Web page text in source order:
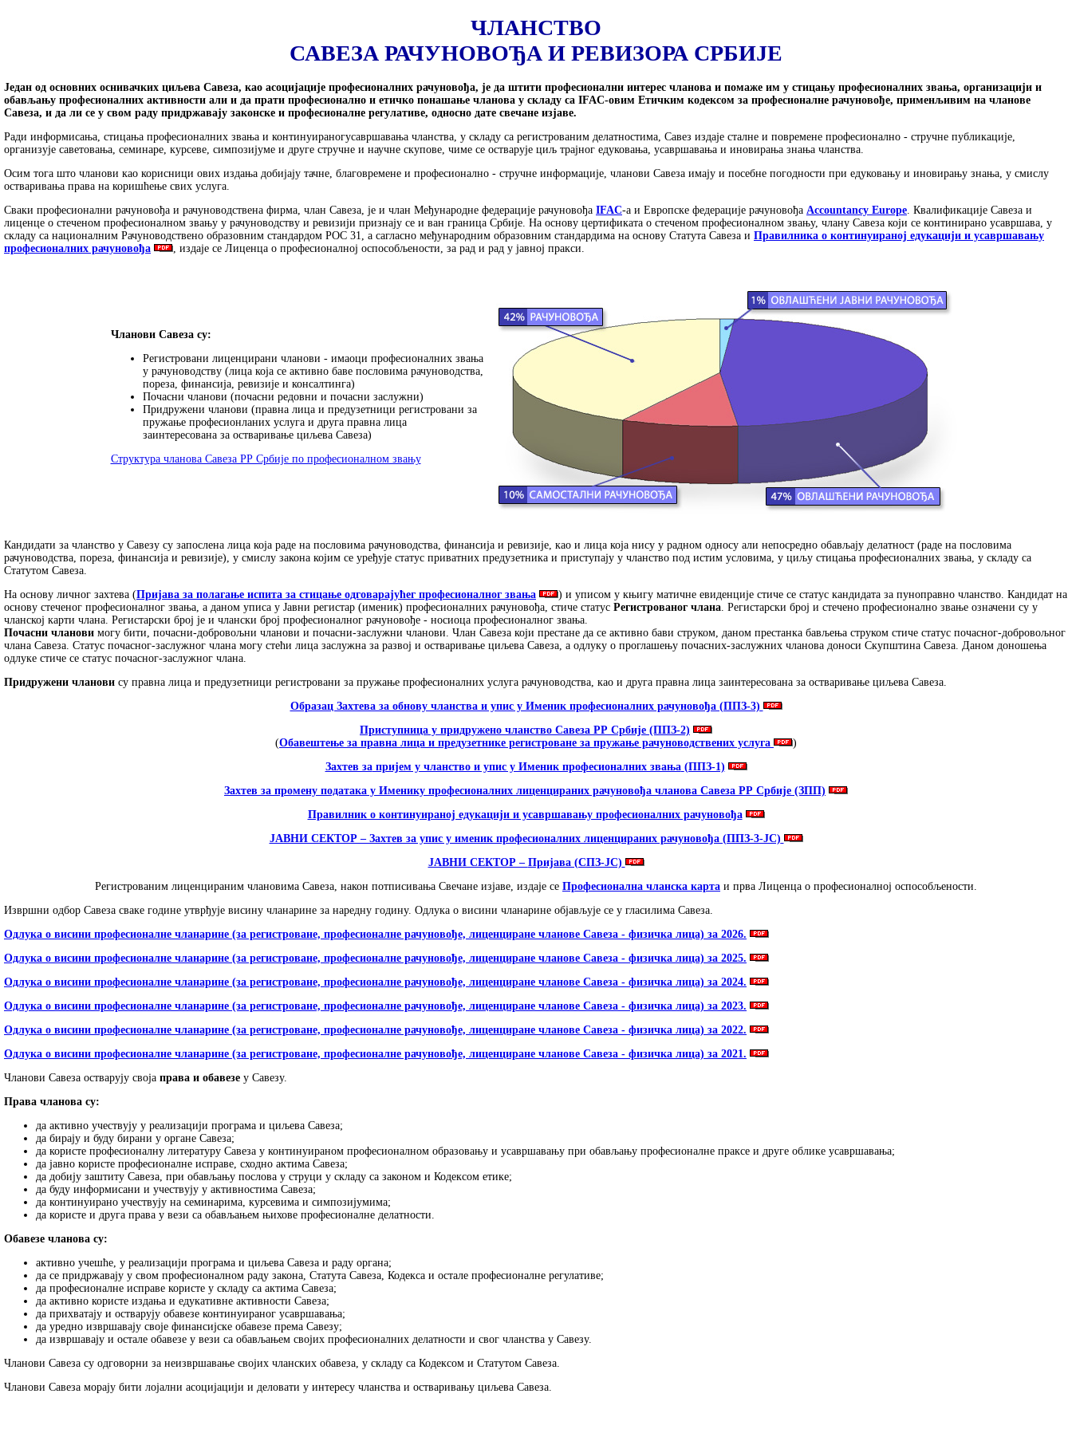
ЧЛАНСТВО
САВЕЗА РАЧУНОВОЂА И РЕВИЗОРА СРБИЈЕ
Један од основних оснивачких циљева Савеза, као асоцијације професионалних рачуновођа, је да штити професионални интерес чланова и помаже им у стицању професионалних звања, организацији и
обављању професионалних активности али и да прати професионално и етичко понашање чланова у складу са IFAC-овим Етичким кодексом за професионалне рачуновође, применљивим на чланове
Савеза, и да ли се у свом раду придржавају законске и професионалне регулативе, односно дате свечане изјаве.
Ради информисања, стицања професионалних звања и континуираногусавршавања чланства, у складу са регистрованим делатностима, Савез издаје сталне и повремене професионално - стручне публикације,
организује саветовања, семинаре, курсеве, симпозијуме и друге стручне и научне скупове, чиме се остварује циљ трајног едуковања, усавршавања и иновирања знања чланства.
Осим тога што чланови као корисници ових издања добијају тачне, благовремене и професионално - стручне информације, чланови Савеза имају и посебне погодности при едуковању и иновирању знања, у смислу
остваривања права на коришћење свих услуга.
Сваки професионални рачуновођа и рачуноводствена фирма, члан Савеза, је и члан Међународне федерације рачуновођа IFAC-а и Европске федерације рачуновођа Accountancy Europe . Квалификације Савеза и
лиценце о стеченом професионалном звању у рачуноводству и ревизији признају се и ван граница Србије. На основу цертификата о стеченом професионалном звању, члану Савеза који се континирано усавршава, у
складу са националним Рачуноводствено образовним стандардом РОС 31, а сагласно међународним образовним стандардима на основу Статута Савеза и Правилника о континуираној едукацији и усавршавању
професионалних рачуновођа
, издаје се Лиценца о професионалној оспособљености, за рад и рад у јавној пракси.
Чланови Савеза су:
Регистровани лиценцирани чланови - имаоци професионалних звања
у рачуноводству (лица која се активно баве пословима рачуноводства,
пореза, финансија, ревизије и консалтинга)
Почасни чланови (почасни редовни и почасни заслужни)
Придружени чланови (правна лица и предузетници регистровани за
пружање професионланих услуга и друга правна лица
заинтересована за остваривање циљева Савеза)
Структура чланова Савеза РР Србије по професионалном звању
Кандидати за чланство у Савезу су запослена лица која раде на пословима рачуноводства, финансија и ревизије, као и лица која нису у радном односу али непосредно обављају делатност (раде на пословима
рачуноводства, пореза, финансија и ревизије), у смислу закона којим се уређује статус приватних предузетника и приступају у чланство под истим условима, у циљу стицања професионалних звања, у складу са
Статутом Савеза.
На основу личног захтева (Пријава за полагање испита за стицање одговарајућег професионалног звања
) и уписом у књигу матичне евиденције стиче се статус кандидата за пуноправно чланство. Кандидат на
основу стеченог професионалног звања, а даном уписа у Јавни регистар (именик) професионалних рачуновођа, стиче статус Регистрованог члана . Регистарски број и стечено професионално звање означени су у
чланској карти члана. Регистарски број је и члански број професионалног рачуновође - носиоца професионалног звања.
Почасни чланови могу бити, почасни-добровољни чланови и почасни-заслужни чланови. Члан Савеза који престане да се активно бави струком, даном престанка бављења струком стиче статус почасног-добровољног
члана Савеза. Статус почасног-заслужног члана могу стећи лица заслужна за развој и остваривање циљева Савеза, а одлуку о проглашењу почасних-заслужних чланова доноси Скупштина Савеза. Даном доношења
одлуке стиче се статус почасног-заслужног члана.
Придружени чланови су правна лица и предузетници регистровани за пружање професионалних услуга рачуноводства, као и друга правна лица заинтересована за остваривање циљева Савеза.
Образац Захтева за обнову чланства и упис у Именик професионалних рачуновођа (ППЗ-3)
Приступница у придружено чланство Савеза РР Србије (ППЗ-2)
(Обавештење за правна лица и предузетнике регистроване за пружање рачуноводствених услуга
)
Захтев запријем у чланство и упис у Именик професионалних звања (ППЗ-1)
Захтев за промену података у Именику професионалних лиценцираних рачуновођа чланова Савеза РР Србије (ЗПП)
Правилник о континуираној едукацији и усавршавању професионалних рачуновођа
ЈАВНИ СЕКТОР – Захтев за упис у именик професионалних лиценцираних рачуновођа (ППЗ-3-ЈС)
ЈАВНИ СЕКТОР – Пријава (СПЗ-ЈС)
Регистрованим лиценцираним члановима Савеза, након потписивања Свечане изјаве, издаје се Професионална чланска карта и прва Лиценца о професионалној оспособљености.
Извршни одбор Савеза сваке године утврђује висину чланарине за наредну годину. Одлука о висини чланарине објављује се у гласилима Савеза.
Одлука о висини професионалне чланарине (за регистроване, професионалне рачуновође, лиценциране чланове Савеза - физичка лица) за 2026.
Одлука о висини професионалне чланарине (за регистроване, професионалне рачуновође, лиценциране чланове Савеза - физичка лица) за 2025.
Одлука о висини професионалне чланарине (за регистроване, професионалне рачуновође, лиценциране чланове Савеза - физичка лица) за 2024.
Одлука о висини професионалне чланарине (за регистроване, професионалне рачуновође, лиценциране чланове Савеза - физичка лица) за 2023.
Одлука о висини професионалне чланарине (за регистроване, професионалне рачуновође, лиценциране чланове Савеза - физичка лица) за 2022.
Одлука о висини професионалне чланарине (за регистроване, професионалне рачуновође, лиценциране чланове Савеза - физичка лица) за 2021.
Чланови Савеза остварују своја права и обавезе у Савезу.
Права чланова су:
да активно учествују у реализацији програма и циљева Савеза;
да бирају и буду бирани у органе Савеза;
да користе професионалну литературу Савеза у континуираном професионалном образовању и усавршавању при обављању професионалне праксе и друге облике усавршавања;
да јавно користе професионалне исправе, сходно актима Савеза;
да добију заштиту Савеза, при обављању послова у струци у складу са законом и Кодексом етике;
да буду информисани и учествују у активностима Савеза;
да континуирано учествују на семинарима, курсевима и симпозијумима;
да користе и друга права у вези са обављањем њихове професионалне делатности.
Обавезе чланова су:
активно учешће, у реализацији програма и циљева Савеза и раду органа;
да се придржавају у свом професионалном раду закона, Статута Савеза, Кодекса и остале професионалне регулативе;
да професионалне исправе користе у складу са актима Савеза;
да активно користе издања и едукативне активности Савеза;
да прихватају и остварују обавезе континуираног усавршавања;
да уредно извршавају своје финансијске обавезе према Савезу;
да извршавају и остале обавезе у вези са обављањем својих професионалних делатности и свог чланства у Савезу.
Чланови Савеза су одговорни за неизвршавање својих чланских обавеза, у складу са Кодексом и Статутом Савеза.
Чланови Савеза морају бити лојални асоцијацији и деловати у интересу чланства и остваривању циљева Савеза.